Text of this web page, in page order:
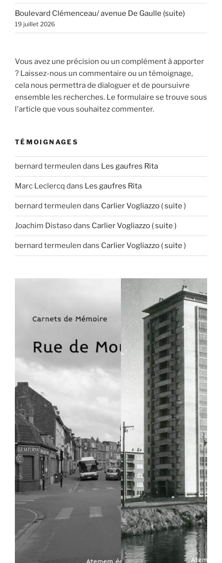
Boulevard Clémenceau/ avenue De Gaulle (suite)
19 juillet 2026
Vous avez une précision ou un complément à apporter
? Laissez-nous un commentaire ou un témoignage,
cela nous permettra de dialoguer et de poursuivre
ensemble les recherches. Le formulaire se trouve sous
l'article que vous souhaitez commenter.
TÉMOIGNAGES
bernard termeulen dans Les gaufres Rita
Marc Leclercq dans Les gaufres Rita
bernard termeulen dans Carlier Vogliazzo ( suite )
Joachim Distasodans Carlier Vogliazzo ( suite )
bernard termeulen dans Carlier Vogliazzo ( suite )